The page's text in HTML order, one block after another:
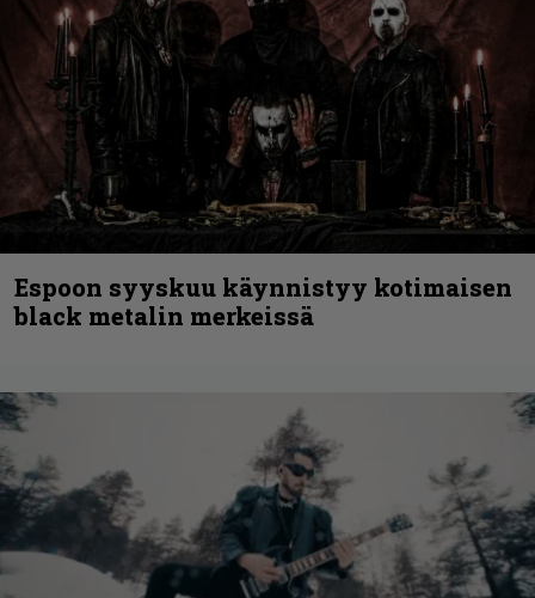
Espoon syyskuu käynnistyy kotimaisen
black metalin merkeissä